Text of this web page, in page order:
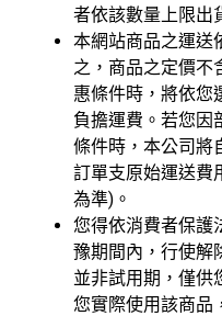
者依該數量上限出
本網站商品之運送
之，商品之定價不
惠條件時，將依您
負擔運費。若您因
條件時，本公司將
訂單支原始運送費
為準)。
您得依消費者保護
豫期間內，行使解
並非試用期，僅供
您實際使用該商品